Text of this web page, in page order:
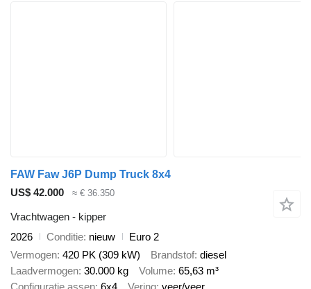
FAW Faw J6P Dump Truck 8x4
US$ 42.000
≈ € 36.350
Vrachtwagen - kipper
2026
Conditie nieuw
Euro 2
Vermogen 420 PK (309 kW) Brandstof diesel
Laadvermogen 30.000 kg Volume 65,63 m³